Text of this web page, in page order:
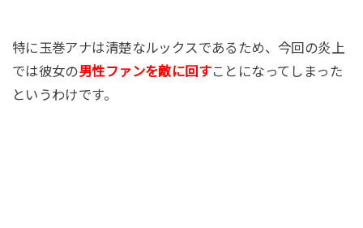
特に玉巻アナは清楚なルックスであるため、今回の炎上
では彼女の男性ファンを敵に回すことになってしまった
というわけです。